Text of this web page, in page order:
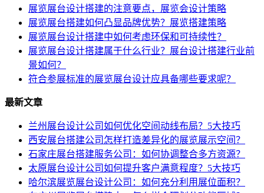
展览展台设计搭建的注意要点，展览会设计策略
展览展台搭建如何凸显品牌优势？展览搭建策略
展览展台设计搭建中如何考虑环保和可持续性？
展览展台设计搭建属于什么行业？展台设计搭建行业前
景如何？
符合参展标准的展览展台设计应具备哪些要求呢？
最新文章
兰州展台设计公司如何优化空间动线布局？5大技巧
西安展台搭建公司怎样打造差异化的展览展示空间？
石家庄展台搭建服务公司：如何协调整合多方资源？
太原展台设计公司如何提升客户满意程度？5大技巧
哈尔滨展览展台设计公司：如何充分利用展位面积？